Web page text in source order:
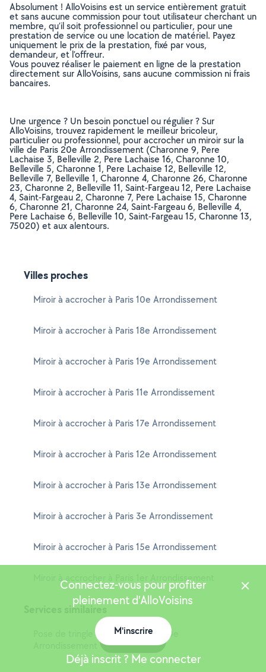
Absolument ! AlloVoisins est un service entièrement gratuit
et sans aucune commission pour tout utilisateur cherchant un
membre, qu’il soit professionnel ou particulier, pour une
prestation de service ou une location de matériel. Payez
uniquement le prix de la prestation, fixé par vous,
demandeur, et l’offreur.
Vous pouvez réaliser le paiement en ligne de la prestation
directement sur AlloVoisins, sans aucune commission ni frais
bancaires.
Une urgence ? Un besoin ponctuel ou régulier ? Sur
AlloVoisins, trouvez rapidement le meilleur bricoleur,
particulier ou professionnel, pour accrocher un miroir sur la
ville de Paris 20e Arrondissement (Charonne 9, Pere
Lachaise 3, Belleville 2, Pere Lachaise 16, Charonne 10,
Belleville 5, Charonne 1, Pere Lachaise 12, Belleville 12,
Belleville 7, Belleville 1, Charonne 4, Charonne 26, Charonne
23, Charonne 2, Belleville 11, Saint-Fargeau 12, Pere Lachaise
4, Saint-Fargeau 2, Charonne 7, Pere Lachaise 15, Charonne
6, Charonne 21, Charonne 24, Saint-Fargeau 6, Belleville 4,
Pere Lachaise 6, Belleville 10, Saint-Fargeau 15, Charonne 13,
75020) et aux alentours.
Villes proches
Miroir à accrocher à Paris 10e Arrondissement
Miroir à accrocher à Paris 18e Arrondissement
Miroir à accrocher à Paris 19e Arrondissement
Miroir à accrocher à Paris 11e Arrondissement
Miroir à accrocher à Paris 17e Arrondissement
Miroir à accrocher à Paris 12e Arrondissement
Miroir à accrocher à Paris 13e Arrondissement
Miroir à accrocher à Paris 3e Arrondissement
Miroir à accrocher à Paris 15e Arrondissement
Miroir à accrocher à Paris 1er Arrondissement
Services similaires
Pose de tringle à rideaux à Paris 20e
Connectez-vous pour profiter
pleinement d'AlloVoisins
M'inscrire
Déjà inscrit ? Me connecter